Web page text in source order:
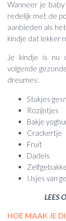
Wanneer je
redelijk met de
aanbieden als
kindje dat lekker
Je kindje is nu
volgende
dreumes:
Stukjes
Rozijntjes
Bakje
Crackertje
Fruit
Dadels
IJsjes van
LEES
HOE MAAK JE